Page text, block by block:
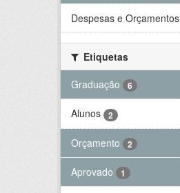
Despesas e Orçamentos
Etiquetas
Graduação
6
Alunos 2
Orçamento 2
Aprovado 1